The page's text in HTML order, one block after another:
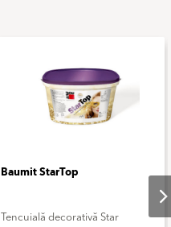
Baumit StarTop
Tencuială decorativă Star